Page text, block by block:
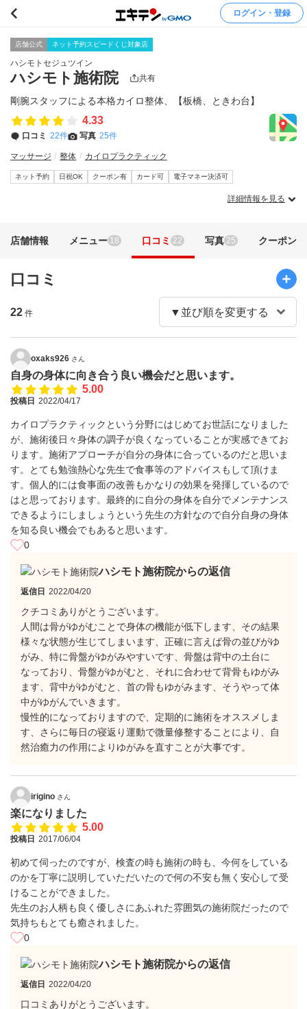
ログイン・登録
店舗公式 ネット予約スピードくじ対象店
ハシモトセジュツイン
ハシモト施術院 共有
剛腕スタッフによる本格カイロ整体、【板橋、ときわ台】
4.33
口コミ 22件 写真 25件
マッサージ 整体 カイロプラクティック
ネット予約 日祝OK クーポン有 カード可 電子マネー決済可
詳細情報を見る
店舗情報 メニュー 18 口コミ 22 写真 25 クーポン
口コミ
22 件
oxaks926 さん
自身の身体に向き合う良い機会だと思います。
5.00
投稿日 2022/04/17
カイロプラクティックという分野にはじめてお世話になりました
が、施術後日々身体の調子が良くなっていることが実感できてお
ります。施術アプローチが自分の身体に合っているのだと思いま
す。とても勉強熱心な先生で食事等のアドバイスもして頂けま
す。個人的には食事面の改善もかなりの効果を発揮しているので
はと思っております。最終的に自分の身体を自分でメンテナンス
できるようにしましょうという先生の方針なので自分自身の身体
を知る良い機会でもあると思います。
0
ハシモト施術院からの返信
返信日 2022/04/20
クチコミありがとうございます。
人間は骨がゆがむことで身体の機能が低下します、その結果
様々な状態が生じてしまいます、正確に言えば骨の並びがゆ
がみ、特に骨盤がゆがみやすいです、骨盤は背中の土台に
なっており、骨盤がゆがむと、それに合わせて背骨もゆがみ
ます、背中がゆがむと、首の骨もゆがみます、そうやって体
中がゆがんでいきます。
慢性的になっておりますので、定期的に施術をオススメしま
す、さらに毎日の寝返り運動で微量修整することにより、自
然治癒力の作用によりゆがみを直すことが大事です。
irigino さん
楽になりました
5.00
投稿日 2017/06/04
初めて伺ったのですが、検査の時も施術の時も、今何をしている
のかを丁寧に説明していただいたので何の不安も無く安心して受
けることができました。
先生のお人柄も良く優しさにあふれた雰囲気の施術院だったので
気持ちもとても癒されました。
0
ハシモト施術院からの返信
返信日 2022/04/20
口コミありがとうございます。